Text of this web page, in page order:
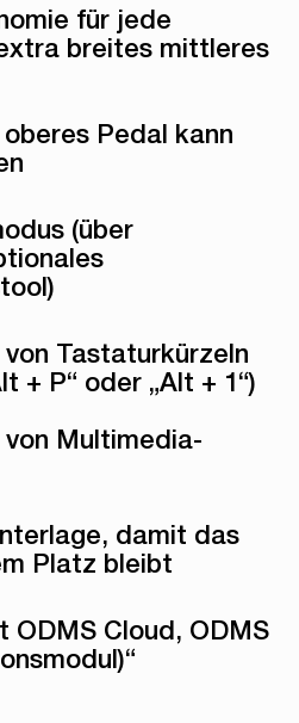
für jede
breites mittleres
Pedal kann
(über
Tastaturkürzeln
+ P“ oder „Alt + 1“)
Multimedia-
damit das
Platz bleibt
ODMS Cloud, ODMS